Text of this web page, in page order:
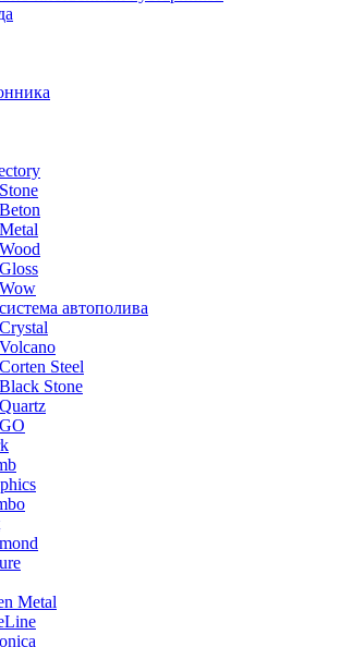
автополива
Steel
Stone
Metal